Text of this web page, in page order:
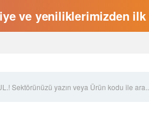
ve yeniliklerimizden